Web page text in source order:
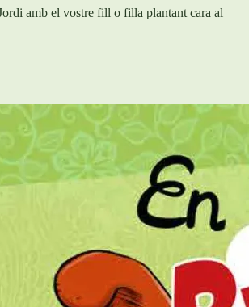
amb el vostre fill o filla plantant cara al